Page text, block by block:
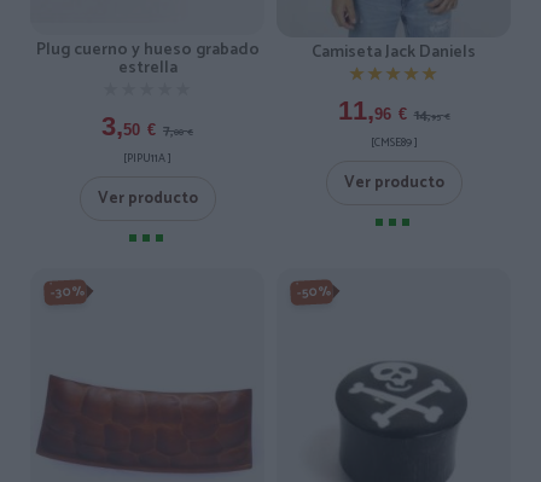
Plug cuerno y hueso grabado
estrella
3,50 € 7,00 €
[PIPU11A ]
Ver producto
Camiseta Jack Daniels
★★★★★
★★★★★
11,96 € 14,95 €
[CMSE89 ]
Ver producto
-30% -50%